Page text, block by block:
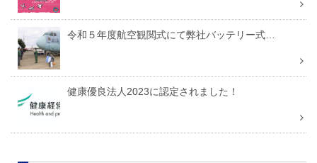
令和５年度航空観閲式にて弊社バッテリー式…
健康優良法人2023に認定されました！